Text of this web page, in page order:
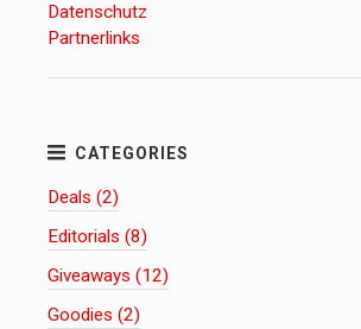
Datenschutz
Partnerlinks
Deals (2)
Editorials (8)
Giveaways (12)
Goodies (2)